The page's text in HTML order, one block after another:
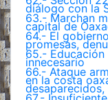
diálogo con la
63.- Marchan
capital de
64.- El
promesas,
65.-
innecesario
66.- Ataque
en la costa
desaparecidos,